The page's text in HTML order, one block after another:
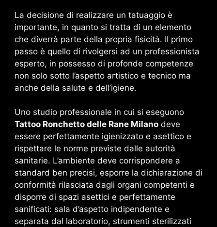
La decisione di realizzare un tatuaggio è
importante, in quanto si tratta di un elemento
che diverrà parte della propria fisicità. Il primo
passo è quello di rivolgersi ad un professionista
esperto, in possesso di profonde competenze
non solo sotto l’aspetto artistico e tecnico ma
anche della salute e dell’igiene.
Uno studio professionale in cui si eseguono
Tattoo Ronchetto delle Rane Milano deve
essere perfettamente igienizzato e asettico e
rispettare le norme previste dalle autorità
sanitarie. L’ambiente deve corrispondere a
standard ben precisi, esporre la dichiarazione di
conformità rilasciata dagli organi competenti e
disporre di spazi asettici e perfettamente
sanificati: sala d’aspetto indipendente e
separata dal laboratorio, strumenti sterilizzati